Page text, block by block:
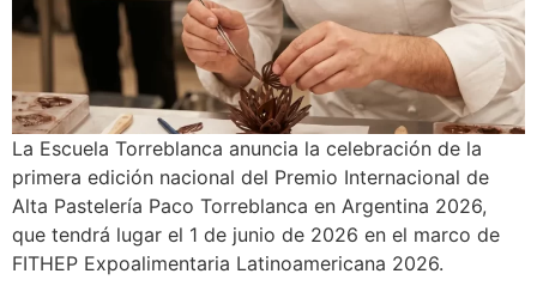
La Escuela Torreblanca anuncia la celebración de la
primera edición nacional del Premio Internacional de
Alta Pastelería Paco Torreblanca en Argentina 2026,
que tendrá lugar el 1 de junio de 2026 en el marco de
FITHEP Expoalimentaria Latinoamericana 2026.